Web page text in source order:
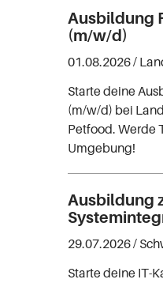
Ausbildung
(m/w/d)
01.08.2026 /
Starte deine
(m/w/d) bei
Petfood. Werde
Umgebung!
Ausbildung
29.07.2026 /
Starte deine IT-